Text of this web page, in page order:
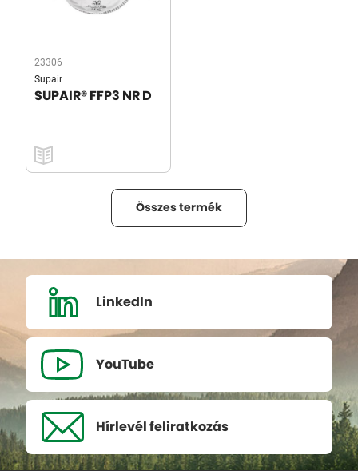
23306
Supair
SUPAIR® FFP3 NR D
Összes termék
LinkedIn
YouTube
Hírlevél feliratkozás